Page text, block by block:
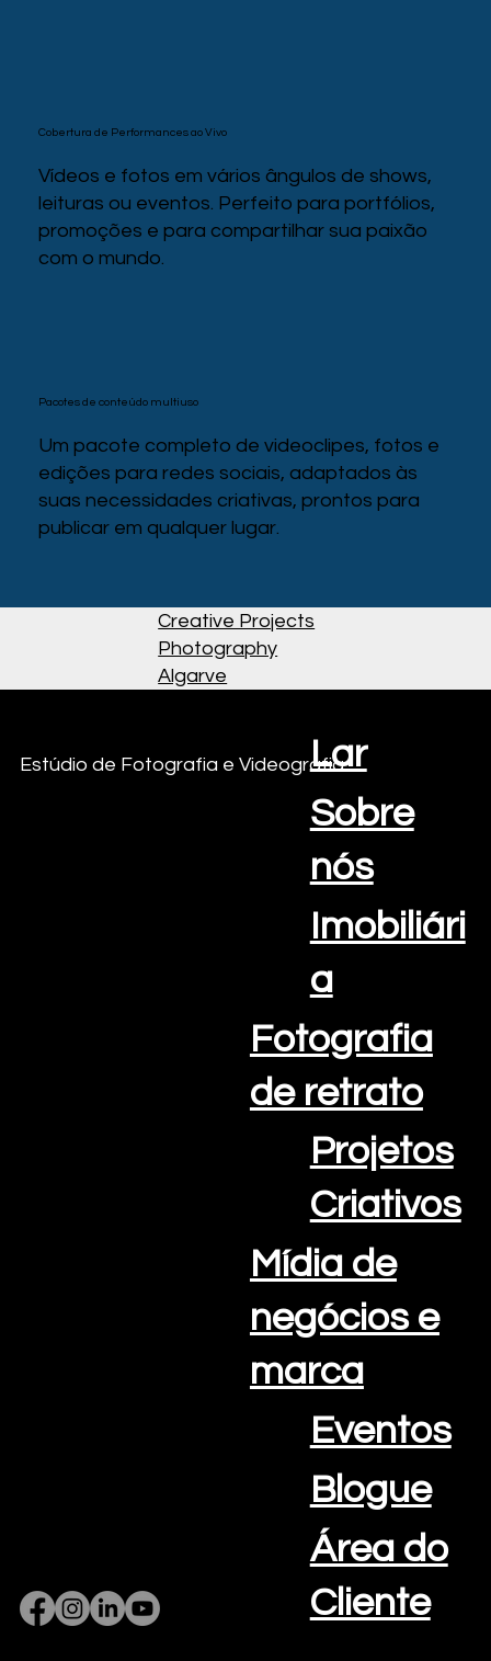
Pacotes de conteúdo multiuso
Um pacote completo de videoclipes, fotos e
edições para redes sociais, adaptados às
suas necessidades criativas, prontos para
publicar em qualquer lugar.
Cobertura de Performances ao Vivo
Vídeos e fotos em vários ângulos de shows,
leituras ou eventos. Perfeito para portfólios,
promoções e para compartilhar sua paixão
com o mundo.
Creative Projects
Photography
Algarve
Estúdio de Fotografia e Videografia
Lar
Sobre
nós
Imobiliári
a
Fotografia
de retrato
Projetos
Criativos
Mídia de
negócios e
marca
Eventos
Blogue
Área do
Cliente